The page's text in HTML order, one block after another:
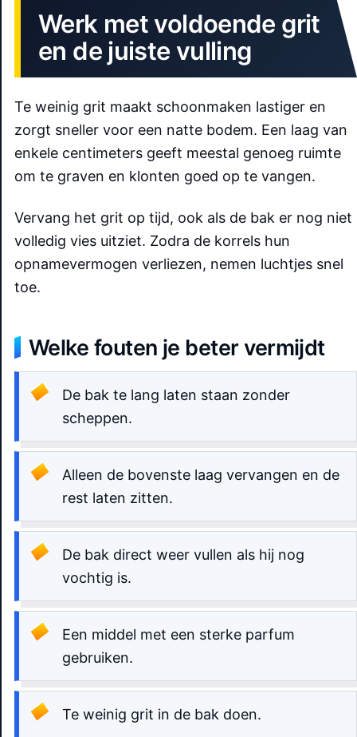
Werk met voldoende grit
en de juiste vulling
Te weinig grit maakt schoonmaken lastiger en
zorgt sneller voor een natte bodem. Een laag van
enkele centimeters geeft meestal genoeg ruimte
om te graven en klonten goed op te vangen.
Vervang het grit op tijd, ook als de bak er nog niet
volledig vies uitziet. Zodra de korrels hun
opnamevermogen verliezen, nemen luchtjes snel
toe.
Welke fouten je beter vermijdt
De bak te lang laten staan zonder
scheppen.
Alleen de bovenste laag vervangen en de
rest laten zitten.
De bak direct weer vullen als hij nog
vochtig is.
Een middel met een sterke parfum
gebruiken.
Te weinig grit in de bak doen.